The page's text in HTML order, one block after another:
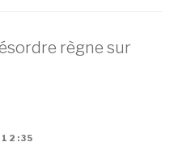
règne sur